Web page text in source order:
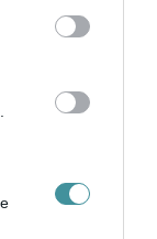
kövessen
oldalán!